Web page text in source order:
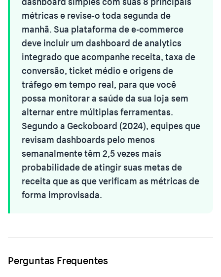
métricas e revise-o toda segunda de
manhã. Sua plataforma de e-commerce
deve incluir um dashboard de analytics
integrado que acompanhe receita, taxa de
conversão, ticket médio e origens de
tráfego em tempo real, para que você
possa monitorar a saúde da sua loja sem
alternar entre múltiplas ferramentas.
Segundo a Geckoboard (2024), equipes que
revisam dashboards pelo menos
semanalmente têm 2,5 vezes mais
probabilidade de atingir suas metas de
receita que as que verificam as métricas de
forma improvisada.
Perguntas Frequentes